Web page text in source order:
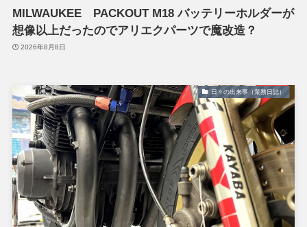
MILWAUKEE PACKOUT M18 バッテリーホルダーが
想像以上だったのでアリエクパーツで魔改造？
2026年8月8日
日々の出来事（業務日誌）